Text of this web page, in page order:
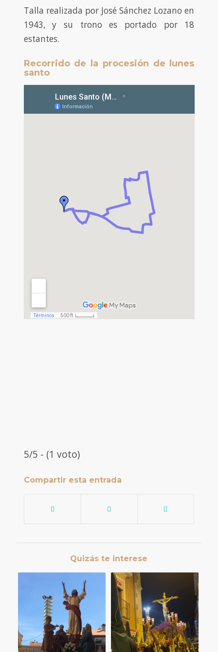
Talla realizada por José Sánchez Lozano en
1943, y su trono es portado por 18
estantes.
Recorrido de la procesión de lunes
santo
5/5 - (1 voto)
Compartir esta entrada
Quizás te interese